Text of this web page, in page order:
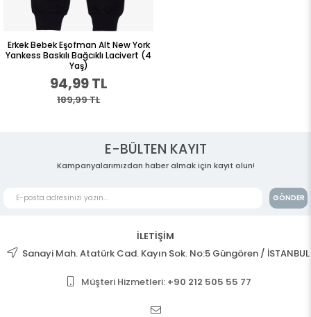
Erkek Bebek Eşofman Alt New York
Yankess Baskılı Bağcıklı Lacivert (4
Yaş)
94,99 TL
189,99 TL
E-BÜLTEN KAYIT
Kampanyalarımızdan haber almak için kayıt olun!
GÖNDER
İLETİŞİM
Sanayi Mah. Atatürk Cad. Kayın Sok. No:5 Güngören / İSTANBUL
Müşteri Hizmetleri: +90 212 505 55 77